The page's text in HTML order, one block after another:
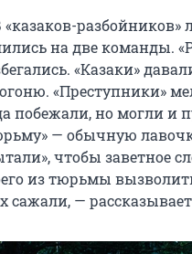
разбойников»
на две команды.
«Казаки»
«Преступники»
побежали, но могли и
— обычную
чтобы заветное
из тюрьмы
сажали, —